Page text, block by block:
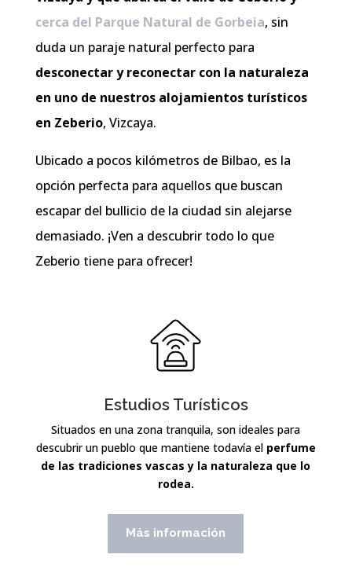
cerca del Parque Natural de Gorbeia, sin
duda un paraje natural perfecto para
desconectar y reconectar con la naturaleza
en uno de nuestros alojamientos turísticos
en Zeberio, Vizcaya.
Ubicado a pocos kilómetros de Bilbao, es la
opción perfecta para aquellos que buscan
escapar del bullicio de la ciudad sin alejarse
demasiado. ¡Ven a descubrir todo lo que
Zeberio tiene para ofrecer!
Estudios Turísticos
Situados en una zona tranquila, son ideales para
descubrir un pueblo que mantiene todavía el perfume
de las tradiciones vascas y la naturaleza que lo
rodea.
Más información